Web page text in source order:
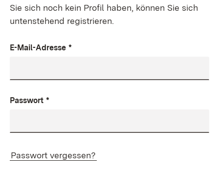
Sie sich noch kein Profil haben, können Sie sich
untenstehend registrieren.
E-Mail-Adresse *
Passwort *
Passwort vergessen?